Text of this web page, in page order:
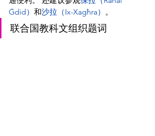
Ġdid） 和沙拉（Ix-Xagħra） 。
联合国教科文组织题词